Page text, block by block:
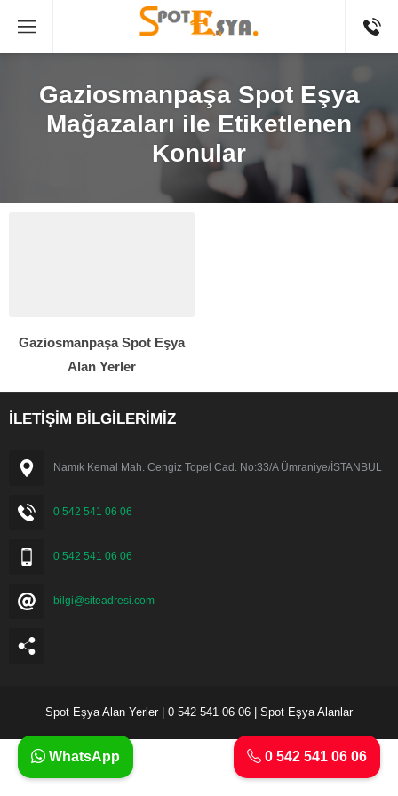
Gaziosmanpaşa Spot Eşya
Mağazaları ile Etiketlenen
Konular
Gaziosmanpaşa Spot Eşya
Alan Yerler
İLETİŞİM BİLGİLERİMİZ
Namık Kemal Mah. Cengiz Topel Cad. No:33/A Ümraniye/İSTANBUL
0 542 541 06 06
0 542 541 06 06
bilgi@siteadresi.com
Spot Eşya Alan Yerler | 0 542 541 06 06 | Spot Eşya Alanlar
0 542 541 06 06
WhatsApp